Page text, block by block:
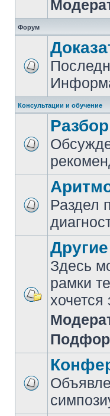
Форум
Консультации и обучение
Раздел
Здесь
рамки
хочется